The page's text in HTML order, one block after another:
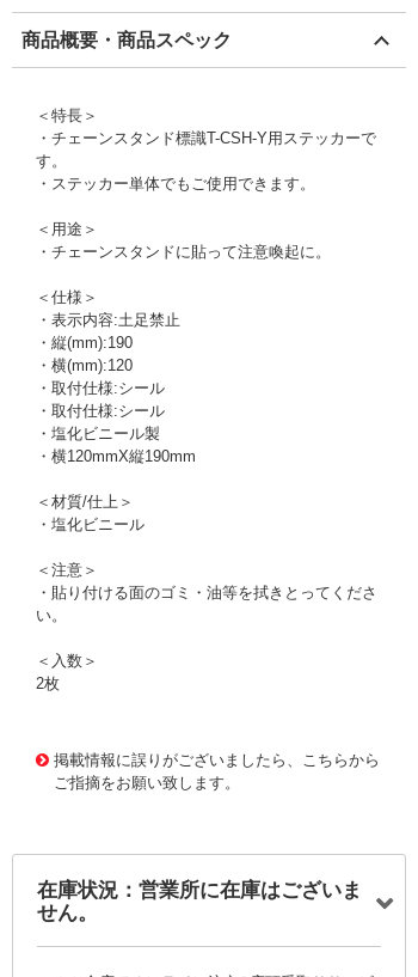
商品概要・商品スペック
＜特長＞
・チェーンスタンド標識T-CSH-Y用ステッカーで
す。
・ステッカー単体でもご使用できます。
＜用途＞
・チェーンスタンドに貼って注意喚起に。
＜仕様＞
・表示内容:土足禁止
・縦(mm):190
・横(mm):120
・取付仕様:シール
・取付仕様:シール
・塩化ビニール製
・横120mmX縦190mm
＜材質/仕上＞
・塩化ビニール
＜注意＞
・貼り付ける面のゴミ・油等を拭きとってくださ
い。
＜入数＞
2枚
掲載情報に誤りがございましたら、こちらから
ご指摘をお願い致します。
在庫状況：営業所に在庫はございま
せん。